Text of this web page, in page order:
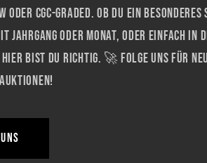
oder CGC-graded. Ob du ein
Jahrgang oder Monat, oder einfach
hier bist du richtig. 🚀 Folge uns für